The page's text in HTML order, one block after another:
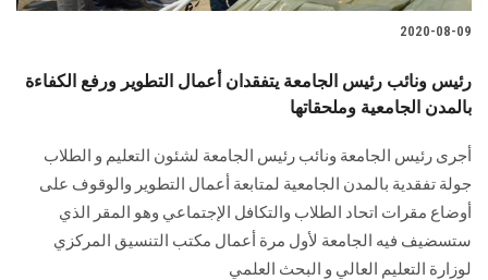
2020-08-09
رئيس ونائب رئيس الجامعة يتفقدان أعمال التطوير ورفع الكفاءة
بالمدن الجامعية وملحقاتها
أجرى رئيس الجامعة ونائب رئيس الجامعة لشئون التعليم و الطلاب
جولة تفقدية بالمدن الجامعية لمتابعة أعمال التطوير والوقوف على
أوضاع مقرات اتحاد الطلاب والتكافل الإجتماعي وهو المقر الذي
ستسضيف فيه الجامعة لأول مرة أعمال مكتب التنسيق المركزي
لوزارة التعليم العالي و البحث العلمي